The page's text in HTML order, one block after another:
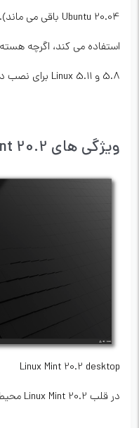
5.8 و Linux 5.11 برای نصب در دسترس است.
ویژگی های Linux Mint 20.2
Linux Mint 20.2 desktop
در قلب Linux Mint 20.2 محیط دسک تاپ Cinnamon 5.0 قرار دارد.